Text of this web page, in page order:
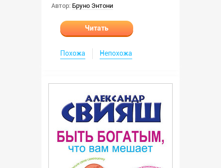
Автор: Бруно Энтони
Читать
Похожа Непохожа